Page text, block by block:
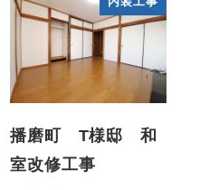
播磨町 T様邸 和
室改修工事